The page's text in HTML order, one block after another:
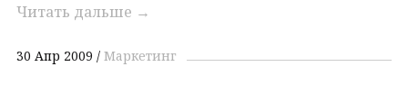
Читать дальше →
30 Апр 2009 Маркетинг